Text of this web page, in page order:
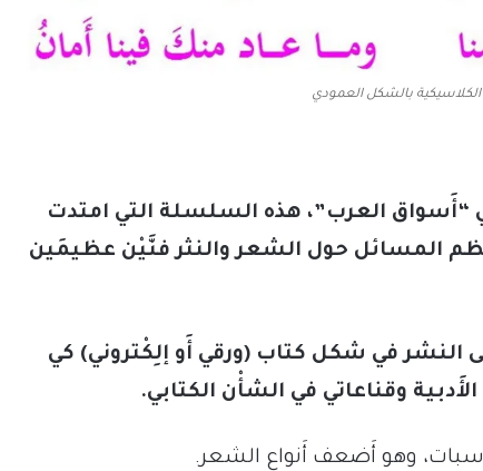
بالشكل العمودي
“أَسواق العرب”، هذه السلسلة التي امتدت
معظم المسائل حول الشعر والنثر فنَّيْن عظيمَين
النشر في شكل كتاب (ورقي أَو إلِكْتروني) كي
وقناعاتي في الشأْن الكتابي.
وهو أَضعف أَنواع الشعر.